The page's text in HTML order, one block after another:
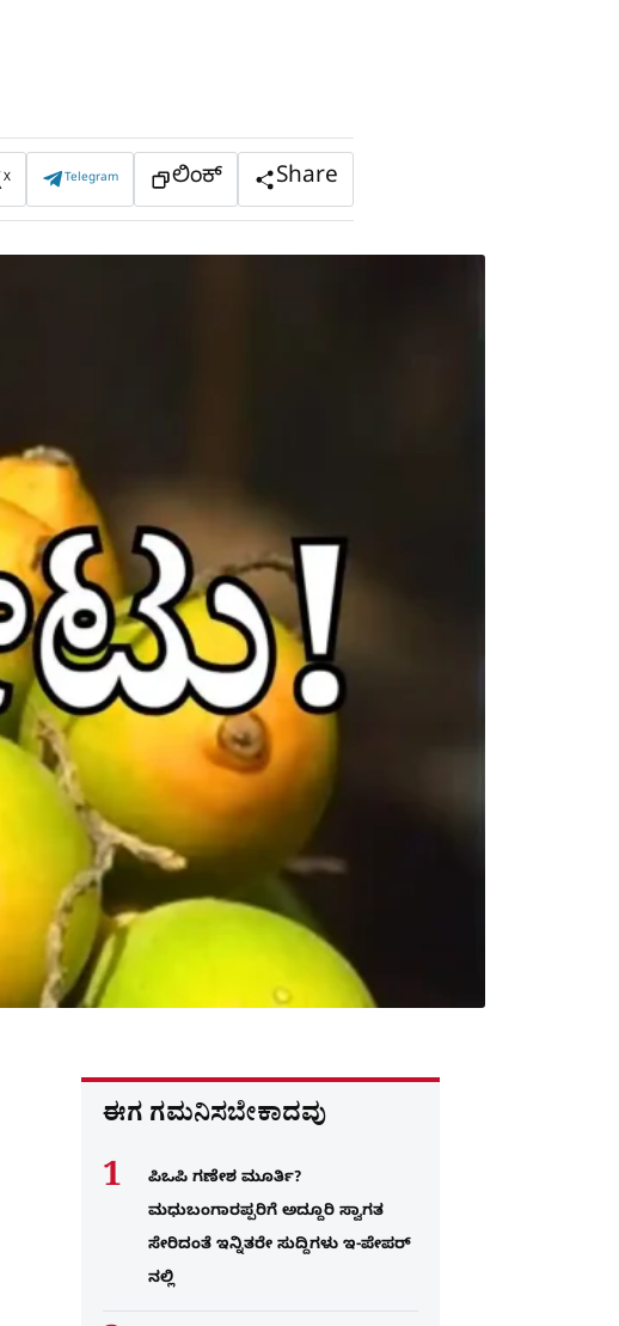
X Telegram ಲಿಂಕ್ Share
ಈಗ ಗಮನಿಸಬೇಕಾದವು
ಪಿಒಪಿ ಗಣೇಶ ಮೂರ್ತಿ?
ಮಧುಬಂಗಾರಪ್ಪರಿಗೆ ಅದ್ದೂರಿ ಸ್ವಾಗತ
ಸೇರಿದಂತೆ ಇನ್ನಿತರೇ ಸುದ್ದಿಗಳು ಇ-ಪೇಪರ್​
ನಲ್ಲಿ